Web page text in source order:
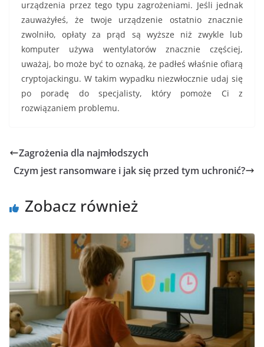
urządzenia przez tego typu zagrożeniami. Jeśli jednak
zauważyłeś, że twoje urządzenie ostatnio znacznie
zwolniło, opłaty za prąd są wyższe niż zwykle lub
komputer używa wentylatorów znacznie częściej,
uważaj, bo może być to oznaką, że padłeś właśnie ofiarą
cryptojackingu. W takim wypadku niezwłocznie udaj się
po poradę do specjalisty, który pomoże Ci z
rozwiązaniem problemu.
Zagrożenia dla najmłodszych
Czym jest ransomware i jak się przed tym uchronić?
Zobacz również